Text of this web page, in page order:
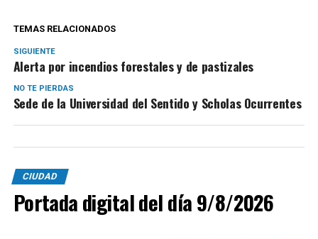
TEMAS RELACIONADOS
SIGUIENTE
Alerta por incendios forestales y de pastizales
NO TE PIERDAS
Sede de la Universidad del Sentido y Scholas Ocurrentes
CIUDAD
Portada digital del día 9/8/2026